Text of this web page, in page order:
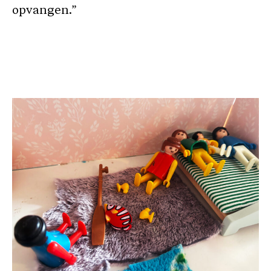
opvangen.”